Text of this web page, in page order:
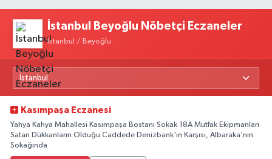
İstanbul Beyoğlu Nöbetçi Eczaneler
İstanbul / Beyoğlu
Kasımpaşa Eczanesi
Yahya Kahya Mahallesi Kasımpaşa Bostanı Sokak 18A Mutfak Ekipmanları
Satan Dükkanların Olduğu Caddede Denizbank'ın Karşısı, Albaraka'nın
Sokağında